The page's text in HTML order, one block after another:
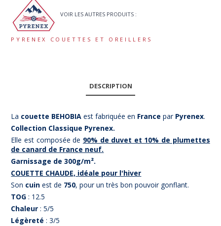
VOIR LES AUTRES PRODUITS :
PYRENEX COUETTES ET OREILLERS
DESCRIPTION
La couette BEHOBIAest fabriquée en France par Pyrenex.
Collection Classique Pyrenex.
Elle est composée de 90% de duvet et 10% de plumettes
de canard de France neuf.
Garnissage de 300g/m².
COUETTE CHAUDE, idéale pour l'hiver
Son cuin est de 750, pour un très bon pouvoir gonflant.
TOG : 12.5
Chaleur : 5/5
Légèreté : 3/5